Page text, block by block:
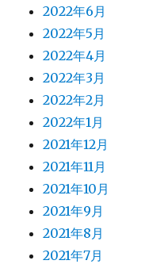
2022年6月
2022年5月
2022年4月
2022年3月
2022年2月
2022年1月
2021年12月
2021年11月
2021年10月
2021年9月
2021年8月
2021年7月